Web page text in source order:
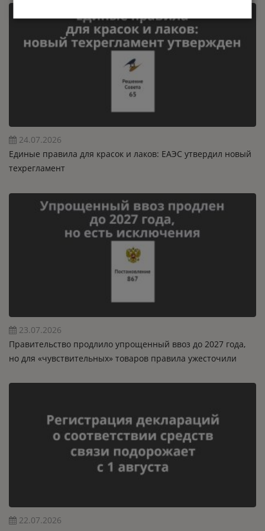
24.07.2026
Единые правила для красок и лаков: ЕАЭС утвердил новый
техрегламент
23.07.2026
Правительство продлило упрощенный ввоз до 2027 года,
но для «чувствительных» товаров правила ужесточили
22.07.2026